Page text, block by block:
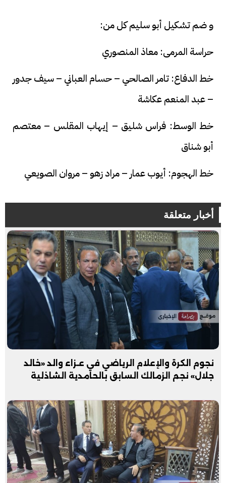
و ضم تشكيل أبو سليم كل من:
حراسة المرمى: معاذ المنصوري
خط الدفاع: تامر الصالحي – حسام العباني – سيف جدور
– عبد المنعم عكاشة
خط الوسط: فراس شليق – إيهاب المقلس – معتصم
أبو شناق
خط الهجوم: أيوب عمار – مراد زهو – مروان الصويعي
أخبار متعلقة
نجوم الكرة والإعلام الرياضي في عـزاء والد «خالد
جلال» نجم الزمالك السابق بالحامدية الشاذلية